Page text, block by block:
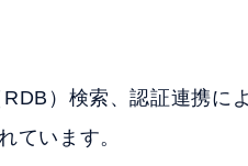
）検索、認証連携に
ています。